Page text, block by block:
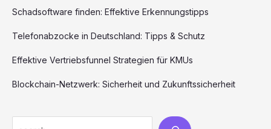
Schadsoftware finden: Effektive Erkennungstipps
Telefonabzocke in Deutschland: Tipps & Schutz
Effektive Vertriebsfunnel Strategien für KMUs
Blockchain-Netzwerk: Sicherheit und Zukunftssicherheit